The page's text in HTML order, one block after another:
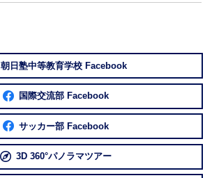
朝日塾中等教育学校 Facebook
国際交流部 Facebook
サッカー部 Facebook
3D 360°パノラマツアー